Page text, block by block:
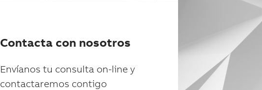
Contacta con nosotros
Envíanos tu consulta on-line y
contactaremos contigo